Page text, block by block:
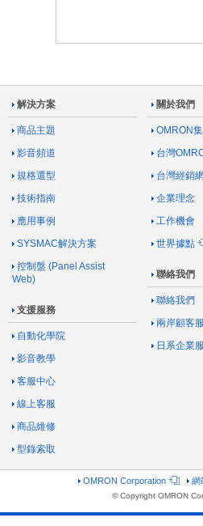
解決方案
商品主題
影音頻道
規格選型
技術指南
應用事例
SYSMAC解決方案
控制盤 (Panel Assist
Web)
支援服務
自動化學院
影音教學
客服中心
線上客服
商品維修
型錄索取
關於我們
OMRON
台灣
台灣經銷
企業理念
工作機會
世界據點
聯絡我們
聯絡我們
兩岸顧客
日系企業
OMRON Corporation 網
© Copyright OMRON